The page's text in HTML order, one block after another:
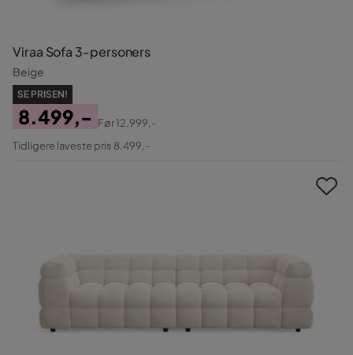
Viraa Sofa 3-personers
Beige
SE PRISEN!
Pris
8.499,-
Original
Før12.999,-
Tidligere laveste pris 8.499,-